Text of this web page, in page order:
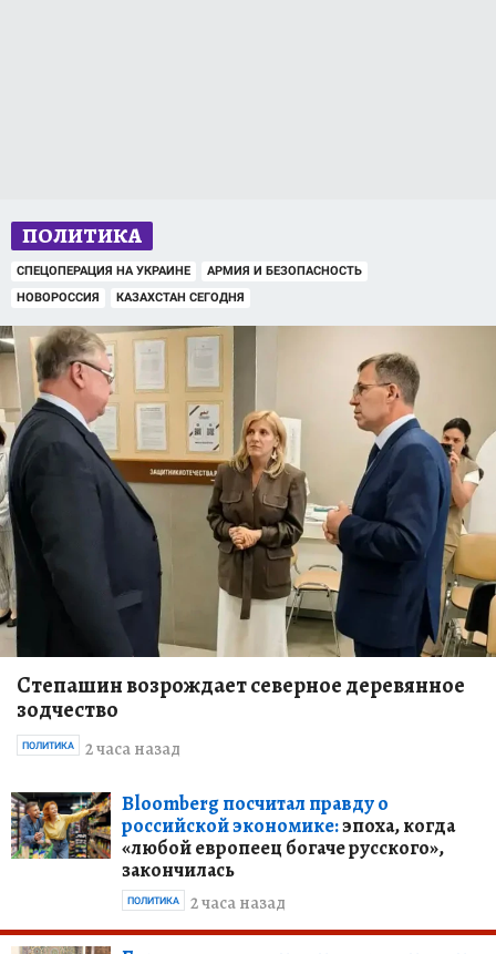
ПОЛИТИКА
СПЕЦОПЕРАЦИЯ НА УКРАИНЕ
АРМИЯ И БЕЗОПАСНОСТЬ
НОВОРОССИЯ
КАЗАХСТАН СЕГОДНЯ
Степашин возрождает северное деревянное
зодчество
2 часа назад
ПОЛИТИКА
Bloomberg посчитал правду о
российской экономике:эпоха, когда
«любой европеец богаче русского»,
закончилась
2 часа назад
ПОЛИТИКА